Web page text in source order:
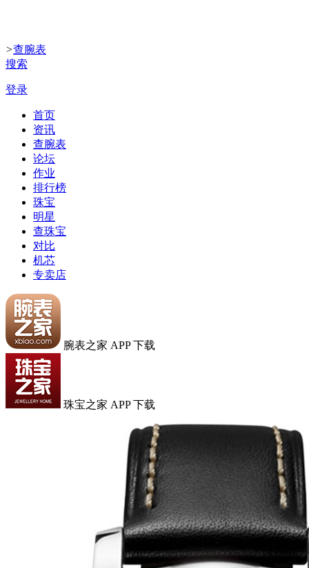
>查腕表
搜索
登录
首页
资讯
查腕表
论坛
作业
排行榜
珠宝
明星
查珠宝
对比
机芯
专卖店
腕表之家 APP 下载
珠宝之家 APP 下载